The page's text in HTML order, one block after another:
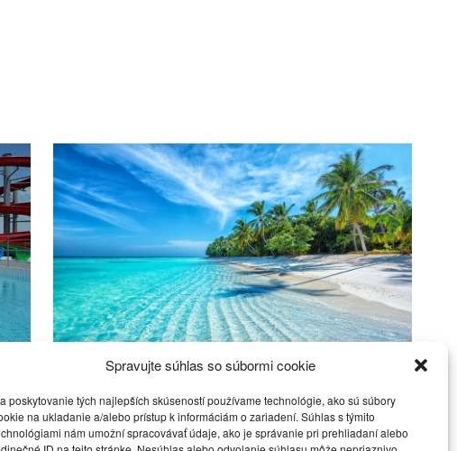
Spravujte súhlas so súbormi cookie
poskytovanie tých najlepších skúseností používame technológie, ako sú súbory
na ukladanie a/alebo prístup k informáciám o zariadení. Súhlas s týmito
nám umožní spracovávať údaje, ako je správanie pri prehliadaní alebo
Cestovanie v lete: Dovolenková sezóna je tu !
Cestovanie 23. júla 2024